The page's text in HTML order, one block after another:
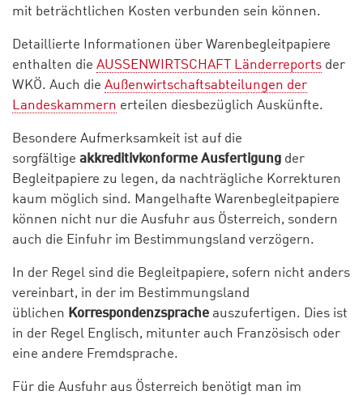
mit beträchtlichen Kosten verbunden sein können.
Detaillierte Informationen über Warenbegleitpapiere
enthalten die AUSSENWIRTSCHAFT Länderreports der
WKÖ. Auch die Außenwirtschaftsabteilungen der
Landeskammern erteilen diesbezüglich Auskünfte.
Besondere Aufmerksamkeit ist auf die
sorgfältige akkreditivkonforme Ausfertigung der
Begleitpapiere zu legen, da nachträgliche Korrekturen
kaum möglich sind. Mangelhafte Warenbegleitpapiere
können nicht nur die Ausfuhr aus Österreich, sondern
auch die Einfuhr im Bestimmungsland verzögern.
In der Regel sind die Begleitpapiere, sofern nicht anders
vereinbart, in der im Bestimmungsland
üblichen Korrespondenzsprache auszufertigen. Dies ist
in der Regel Englisch, mitunter auch Französisch oder
eine andere Fremdsprache.
Für die Ausfuhr aus Österreich benötigt man im